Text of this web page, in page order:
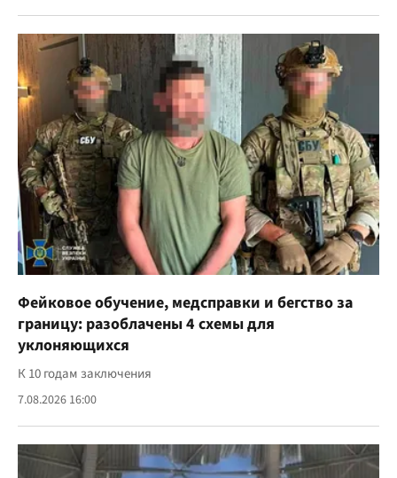
Фейковое обучение, медсправки и бегство за
границу: разоблачены 4 схемы для
уклоняющихся
К 10 годам заключения
7.08.2026 16:00